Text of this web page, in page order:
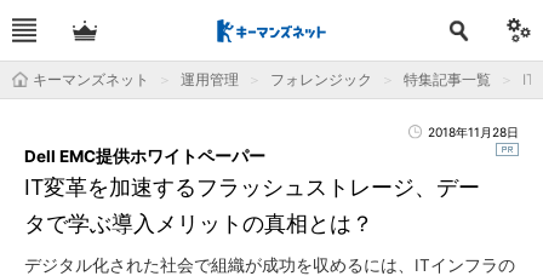
キーマンズネット 運用管理 フォレンジック 特集記事一覧 IT
2018年11月28日
IT変革を加速するフラッシュストレージ、デー
タで学ぶ導入メリットの真相とは？
Dell EMC提供ホワイトペーパー
デジタル化された社会で組織が成功を収めるには、ITインフラの